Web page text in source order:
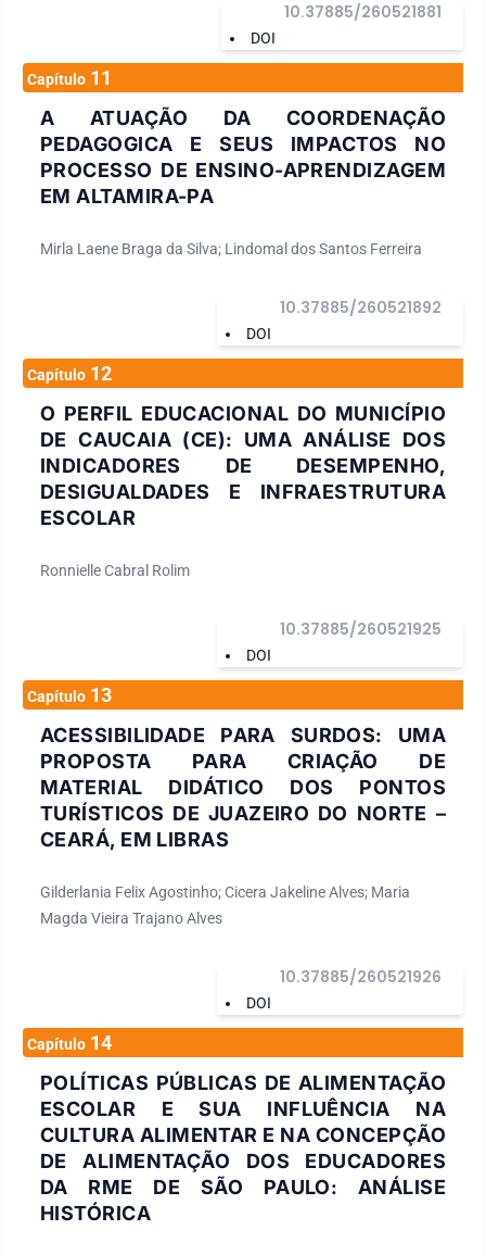
DOI
10.37885/260521881
Capítulo 11
A ATUAÇÃO DA COORDENAÇÃO
PEDAGOGICA E SEUS IMPACTOS NO
PROCESSO DE ENSINO-APRENDIZAGEM
EM ALTAMIRA-PA
Mirla Laene Braga da Silva; Lindomal dos Santos Ferreira
DOI
10.37885/260521892
Capítulo 12
O PERFIL EDUCACIONAL DO MUNICÍPIO
DE CAUCAIA (CE): UMA ANÁLISE DOS
INDICADORES DE DESEMPENHO,
DESIGUALDADES E INFRAESTRUTURA
ESCOLAR
Ronnielle Cabral Rolim
DOI
10.37885/260521925
Capítulo 13
ACESSIBILIDADE PARA SURDOS: UMA
PROPOSTA PARA CRIAÇÃO DE
MATERIAL DIDÁTICO DOS PONTOS
TURÍSTICOS DE JUAZEIRO DO NORTE –
CEARÁ, EM LIBRAS
Gilderlania Felix Agostinho; Cicera Jakeline Alves; Maria
Magda Vieira Trajano Alves
DOI
10.37885/260521926
Capítulo 14
POLÍTICAS PÚBLICAS DE ALIMENTAÇÃO
ESCOLAR E SUA INFLUÊNCIA NA
CULTURA ALIMENTAR E NA CONCEPÇÃO
DE ALIMENTAÇÃO DOS EDUCADORES
DA RME DE SÃO PAULO: ANÁLISE
HISTÓRICA